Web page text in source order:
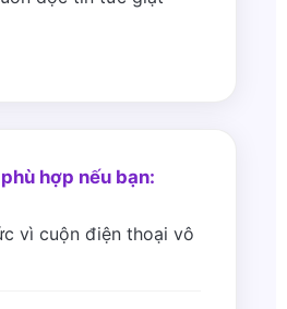
hợp nếu bạn:
vì cuộn điện thoại vô